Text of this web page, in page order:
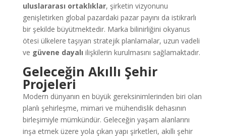
uluslararası ortaklıklar, şirketin vizyonunu
genişletirken global pazardaki pazar payını da istikrarlı
bir şekilde büyütmektedir. Marka bilinirliğini okyanus
ötesi ülkelere taşıyan stratejik planlamalar, uzun vadeli
ve güvene dayalı ilişkilerin kurulmasını sağlamaktadır.
Geleceğin Akıllı Şehir
Projeleri
Modern dünyanın en büyük gereksinimlerinden biri olan
planlı şehirleşme, mimari ve mühendislik dehasının
birleşimiyle mümkündür. Geleceğin yaşam alanlarını
inşa etmek üzere yola çıkan yapı şirketleri, akıllı şehir